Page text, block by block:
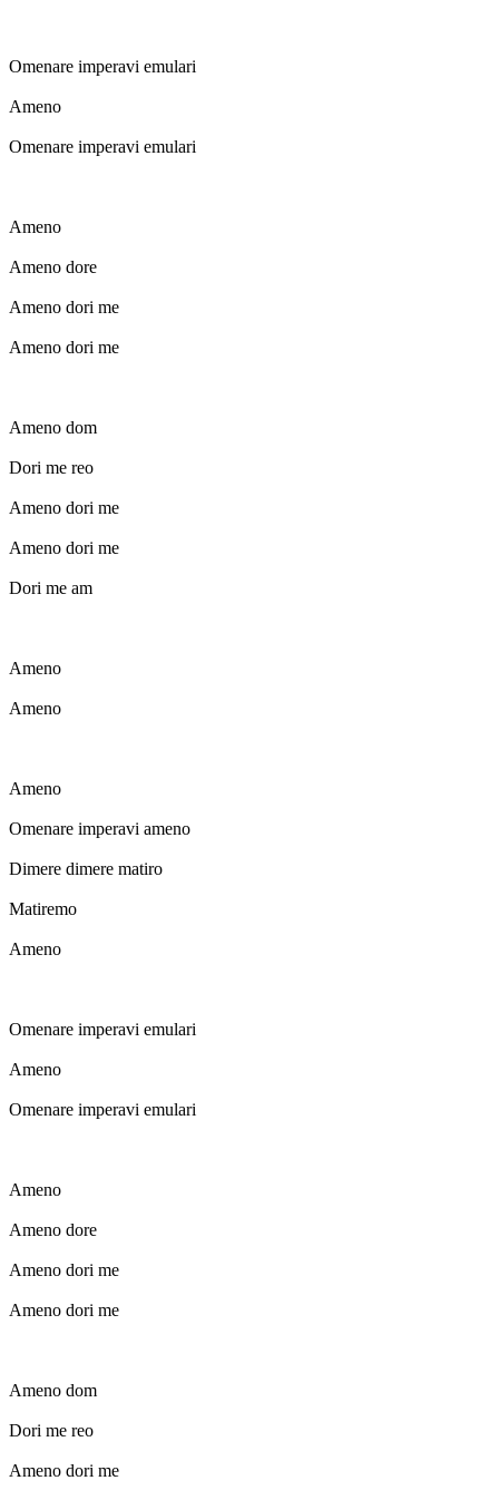
Omenare imperavi emulari
Ameno
Omenare imperavi emulari
Ameno
Ameno dore
Ameno dori me
Ameno dori me
Ameno dom
Dori me reo
Ameno dori me
Ameno dori me
Dori me am
Ameno
Ameno
Ameno
Omenare imperavi ameno
Dimere dimere matiro
Matiremo
Ameno
Omenare imperavi emulari
Ameno
Omenare imperavi emulari
Ameno
Ameno dore
Ameno dori me
Ameno dori me
Ameno dom
Dori me reo
Ameno dori me